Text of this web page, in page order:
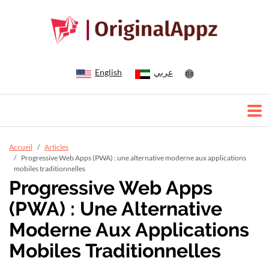
English عربي
Accueil
Articles
Progressive Web Apps (PWA) : une alternative moderne aux applications
mobiles traditionnelles
Progressive Web Apps
(PWA) : Une Alternative
Moderne Aux Applications
Mobiles Traditionnelles